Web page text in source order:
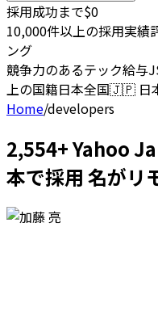
採用成功まで$0
10,000件以上の採用実績
ング
競争力のあるテック給与
上の国籍日本全国🇯🇵 日
Home/developers
2,554+ Yahoo
本で採用 名がリ